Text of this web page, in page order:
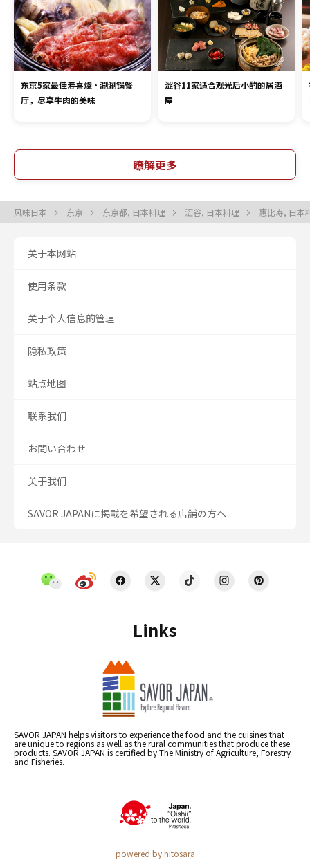
东京5家最佳寿喜烧・涮涮锅餐
厅，尽享牛肉的美味
涩谷11家适合观光后小酌的居酒
屋
瞭解更多
风味日本 东京 东京都, 日本料理 涩谷, 日本料理 惠比寿, 日本
Links
SAVOR JAPAN helps visitors to experience the food and the cuisines that
are unique to regions as well as the rural communities that produce these
products. SAVOR JAPAN is certified by The Ministry of Agriculture, Forestry
and Fisheries.
powered by hitosara
关于本网站
使用条款
关于个人信息的管理
隐私政策
站点地图
联系我们
お問い合わせ
关于我们
SAVOR JAPANに掲載を希望される店舗の方へ